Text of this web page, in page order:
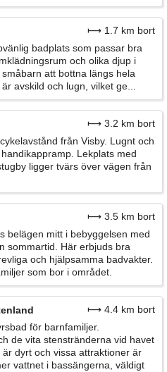
⟼ 1.7 km bort
badplats som passar bra
och olika djup i
att bottna längs hela
avskild och lugn, vilket ge...
⟼ 3.2 km bort
från Visby. Lugnt och
Lekplats med
ligger tvärs över vägen från
⟼ 3.5 km bort
belägen mitt i bebyggelsen med
sommartid. Här erbjuds bra
och hjälpsamma badvakter.
som bor i området.
⟼ 4.4 km bort
för barnfamiljer.
de vita stenstränderna vid havet
dyrt och vissa attraktioner är
vattnet i bassängerna, väldigt